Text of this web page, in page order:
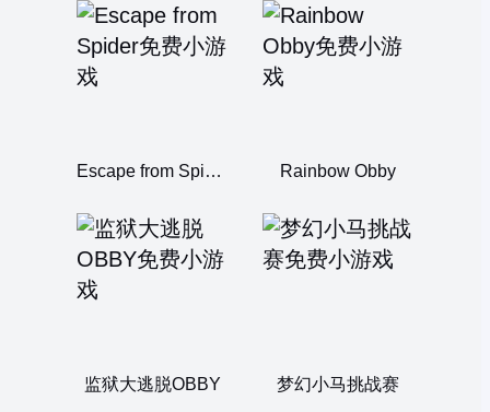
Escape from Spider Rainbow Obby
监狱大逃脱OBBY 梦幻小马挑战赛